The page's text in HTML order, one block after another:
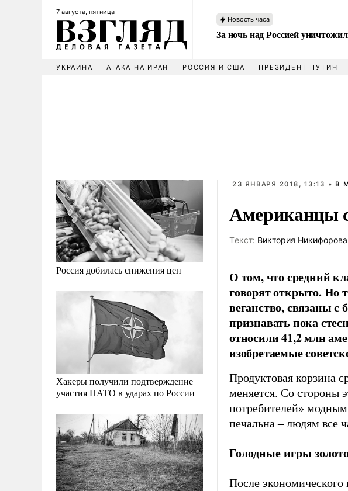
7 августа, пятница
Новость часа
За ночь над Россией
УКРАИНА АТАКА НА ИРАН РОССИЯ И США ПРЕЗИДЕНТ ПУТИН
Россия добилась снижения цен
Хакеры получили подтверждение
участия НАТО в ударах по России
23 ЯНВАРЯ 2018, 13:13 • В
Американцы
Tекст: Виктория Никифорова
О том, что средний
говорят открыто. Но
веганство, связаны с
признавать пока
относили 41,2 млн
изобретаемые
Продуктовая корзина
меняется. Со стороны
потребителей»
печальна – людям все
Голодные игры
После